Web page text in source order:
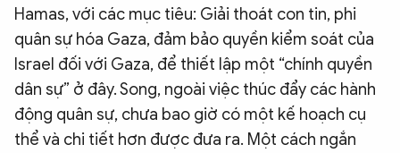
Hamas, với các mục tiêu: Giải thoát con tin, phi
quân sự hóa Gaza, đảm bảo quyền kiểm soát của
Israel đối với Gaza, để thiết lập một “chính quyền
dân sự” ở đây. Song, ngoài việc thúc đẩy các hành
động quân sự, chưa bao giờ có một kế hoạch cụ
thể và chi tiết hơn được đưa ra. Một cách ngắn